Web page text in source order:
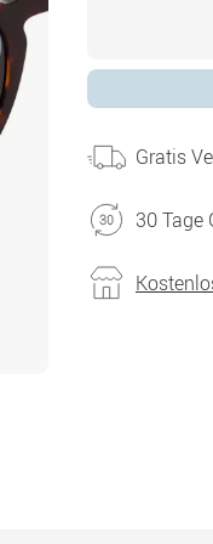
Gratis
30 Tage